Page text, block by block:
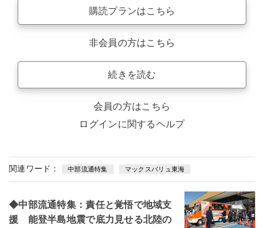
購読プランはこちら
非会員の方はこちら
続きを読む
会員の方はこちら
ログインに関するヘルプ
関連ワード： 中部流通特集 マックスバリュ東海
◆中部流通特集：責任と覚悟で地域支
援 能登半島地震で底力見せる北陸の